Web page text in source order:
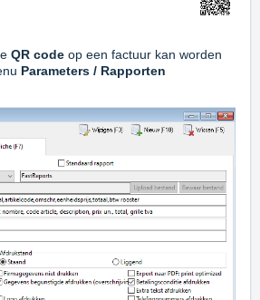
QR code op een factuur kan worden
Parameters / Rapporten